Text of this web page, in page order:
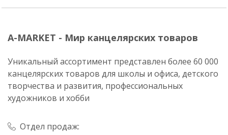
A-MARKET - Мир канцелярских товаров
Уникальный ассортимент представлен более 60 000
канцелярских товаров для школы и офиса, детского
творчества и развития, профессиональных
художников и хобби
Отдел продаж: